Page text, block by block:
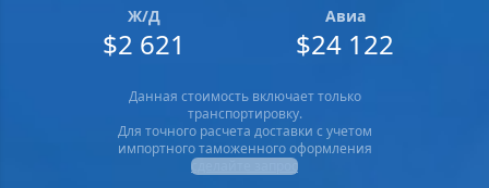
Ж/Д
$2 621
Авиа
$24 122
Данная стоимость включает только
транспортировку.
Для точного расчета доставки с учетом
импортного таможенного оформления
сделайте запрос